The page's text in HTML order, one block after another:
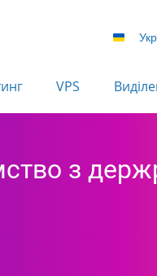
VPS
з